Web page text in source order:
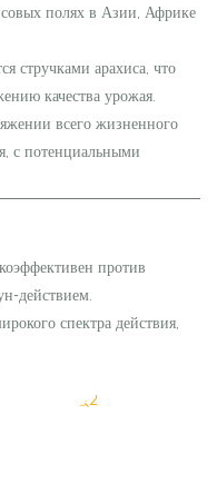
полях в Азии, Африке
стручками арахиса, что
качества урожая.
всего жизненного
с потенциальными
против
действием.
спектра действия,